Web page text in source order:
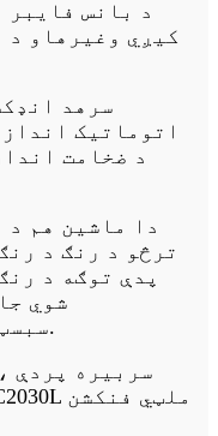
د بانس فایبر
کیږي وغيرهاو د
سرهد
اتوماتیک
د ضخامت
دا ماشین هم
ترڅو د رنګ د
پدې توګه د
شوي
سبسټریټونو د چاپ کیفیت ښه کوي.
سربیره پردې